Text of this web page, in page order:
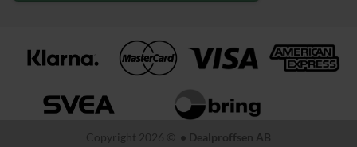
Copyright 2026 © • Dealproffsen AB